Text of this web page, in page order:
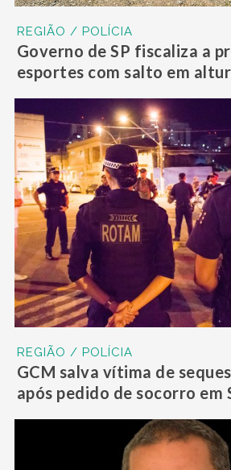
REGIÃO / POLÍCIA
Governo de SP fiscaliza a
esportes com salto em
REGIÃO / POLÍCIA
GCM salva vítima de
após pedido de socorro em